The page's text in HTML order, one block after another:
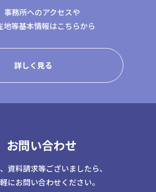
大阪本部北大阪本部神戸三宮本部福山本部
保険労務士法人
ート・アドバイザーズ・アカウンティング
ート・アドバイザーズM&A
事務所へのアクセスや
地等基本情報はこちらから
詳しく見る
お問い合わせ
資料請求等ございましたら、
にお問い合わせください。